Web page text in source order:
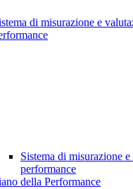
di misurazione e
Sistema di misurazione
performance
della Performance